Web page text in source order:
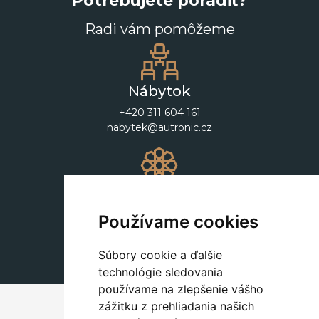
Používame cookies
Súbory cookie a ďalšie
technológie sledovania
používame na zlepšenie vášho
zážitku z prehliadania našich
Radi vám pomôžeme
Nábytok
+420 311 604 161
nabytek@autronic.cz
+420 311 604 182
dekorace@autronic.cz